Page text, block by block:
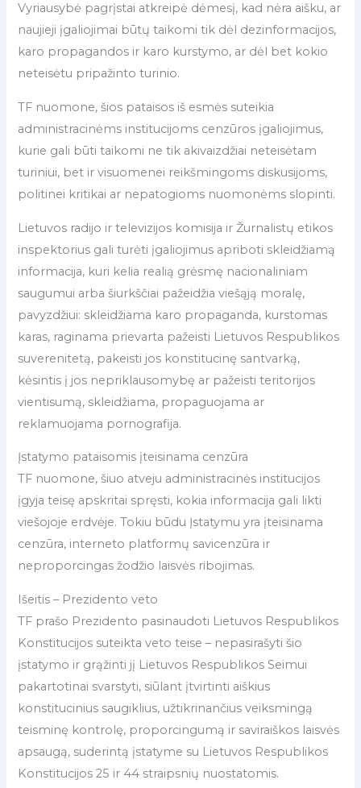
Vyriausybė pagrįstai atkreipė dėmesį, kad nėra aišku, ar
naujieji įgaliojimai būtų taikomi tik dėl dezinformacijos,
karo propagandos ir karo kurstymo, ar dėl bet kokio
neteisėtu pripažinto turinio.
TF nuomone, šios pataisos iš esmės suteikia
administracinėms institucijoms cenzūros įgaliojimus,
kurie gali būti taikomi ne tik akivaizdžiai neteisėtam
turiniui, bet ir visuomenei reikšmingoms diskusijoms,
politinei kritikai ar nepatogioms nuomonėms slopinti.
Lietuvos radijo ir televizijos komisija ir Žurnalistų etikos
inspektorius gali turėti įgaliojimus apriboti skleidžiamą
informacija, kuri kelia realią grėsmę nacionaliniam
saugumui arba šiurkščiai pažeidžia viešąją moralę,
pavyzdžiui: skleidžiama karo propaganda, kurstomas
karas, raginama prievarta pažeisti Lietuvos Respublikos
suverenitetą, pakeisti jos konstitucinę santvarką,
kėsintis į jos nepriklausomybę ar pažeisti teritorijos
vientisumą, skleidžiama, propaguojama ar
reklamuojama pornografija.
Įstatymo pataisomis įteisinama cenzūra
TF nuomone, šiuo atveju administracinės institucijos
įgyja teisę apskritai spręsti, kokia informacija gali likti
viešojoje erdvėje. Tokiu būdu Įstatymu yra įteisinama
cenzūra, interneto platformų savicenzūra ir
neproporcingas žodžio laisvės ribojimas.
Išeitis – Prezidento veto
TF prašo Prezidento pasinaudoti Lietuvos Respublikos
Konstitucijos suteikta veto teise – nepasirašyti šio
įstatymo ir grąžinti jį Lietuvos Respublikos Seimui
pakartotinai svarstyti, siūlant įtvirtinti aiškius
konstitucinius saugiklius, užtikrinančius veiksmingą
teisminę kontrolę, proporcingumą ir saviraiškos laisvės
apsaugą, suderintą įstatyme su Lietuvos Respublikos
Konstitucijos 25 ir 44 straipsnių nuostatomis.